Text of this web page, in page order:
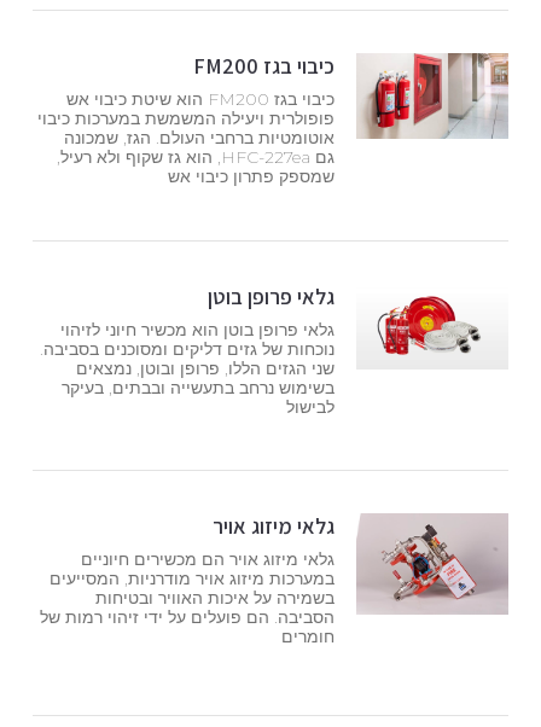
כיבוי בגז FM200
כיבוי בגז FM200 הוא שיטת כיבוי אש
פופולרית ויעילה המשמשת במערכות כיבוי
אוטומטיות ברחבי העולם. הגז, שמכונה
גם HFC-227ea, הוא גז שקוף ולא רעיל,
שמספק פתרון כיבוי אש
גלאי פרופן בוטן
גלאי פרופן בוטן הוא מכשיר חיוני לזיהוי
נוכחות של גזים דליקים ומסוכנים בסביבה.
שני הגזים הללו, פרופן ובוטן, נמצאים
בשימוש נרחב בתעשייה ובבתים, בעיקר
לבישול
גלאי מיזוג אויר
גלאי מיזוג אויר הם מכשירים חיוניים
במערכות מיזוג אויר מודרניות, המסייעים
בשמירה על איכות האוויר ובטיחות
הסביבה. הם פועלים על ידי זיהוי רמות של
חומרים